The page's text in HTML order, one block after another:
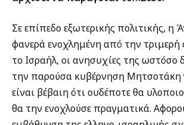
Σε επίπεδο εξωτερικής πολιτικής, η
φανερά ενοχλημένη από την τριμερή
το Ισραήλ, οι ανησυχίες της ωστόσο
την παρούσα κυβέρνηση Μητσοτάκη
είναι βέβαιη ότι ουδέποτε θα
θα την ενοχλούσε πραγματικά.